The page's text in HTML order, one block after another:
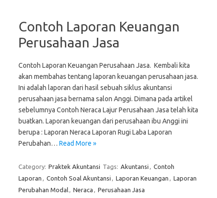
Contoh Laporan Keuangan
Perusahaan Jasa
Contoh Laporan Keuangan Perusahaan Jasa. Kembali kita
akan membahas tentang laporan keuangan perusahaan jasa.
Ini adalah laporan dari hasil sebuah siklus akuntansi
perusahaan jasa bernama salon Anggi. Dimana pada artikel
sebelumnya Contoh Neraca Lajur Perusahaan Jasa telah kita
buatkan. Laporan keuangan dari perusahaan ibu Anggi ini
berupa : Laporan Neraca Laporan Rugi Laba Laporan
Perubahan… Read More »
Category: Praktek Akuntansi Tags: Akuntansi , Contoh
Laporan , Contoh Soal Akuntansi , Laporan Keuangan , Laporan
Perubahan Modal, Neraca , Perusahaan Jasa